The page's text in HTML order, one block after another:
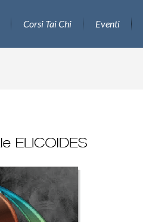
Corsi Tai Chi Eventi